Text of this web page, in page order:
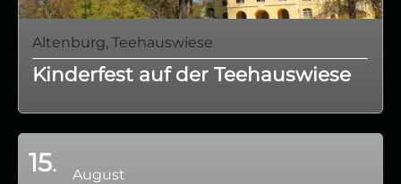
Altenburg, Teehauswiese
Kinderfest auf der Teehauswiese
15
August